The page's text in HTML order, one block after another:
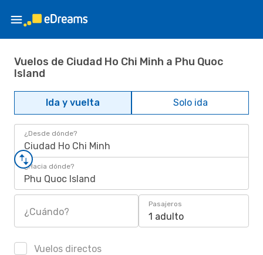
Vuelos de Ciudad Ho Chi Minh a Phu Quoc
Island
Ida y vuelta Solo ida
¿Desde dónde?
Ciudad Ho Chi Minh
¿Hacia dónde?
Phu Quoc Island
¿Cuándo?
Pasajeros
1 adulto
Vuelos directos